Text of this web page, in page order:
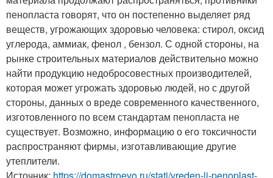
пенопласта говорят, что он постепенно выделяет ряд
веществ, угрожающих здоровью человека: стирол, оксид
углерода, аммиак, фенол , бензол. С одной стороны, на
рынке строительных материалов действительно можно
найти продукцию недобросовестных производителей,
которая может угрожать здоровью людей, но с другой
стороны, данных о вреде современного качественного,
изготовленного по всем стандартам пенопласта не
существует. Возможно, информацию о его токсичности
распространяют фирмы, изготавливающие другие
утеплители.
Источник: https://domastroevo.ru/stati/vreden-li-penoplast-